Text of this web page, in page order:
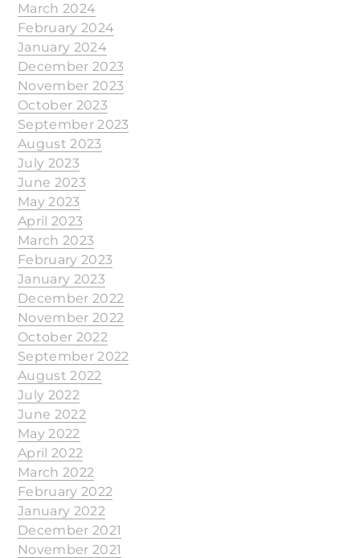
March 2024
February 2024
January 2024
December 2023
November 2023
October 2023
September 2023
August 2023
July 2023
June 2023
May 2023
April 2023
March 2023
February 2023
January 2023
December 2022
November 2022
October 2022
September 2022
August 2022
July 2022
June 2022
May 2022
April 2022
March 2022
February 2022
January 2022
December 2021
November 2021